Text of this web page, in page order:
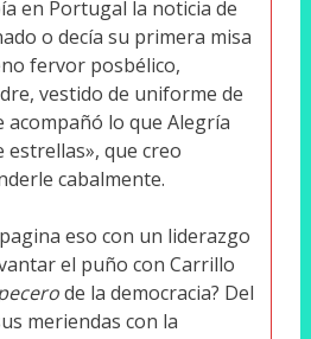
en Portugal la noticia de
o decía su primera misa
fervor posbélico,
vestido de uniforme de
acompañó lo que Alegría
estrellas», que creo
cabalmente.
eso con un liderazgo
el puño con Carrillo
de la democracia? Del
meriendas con la